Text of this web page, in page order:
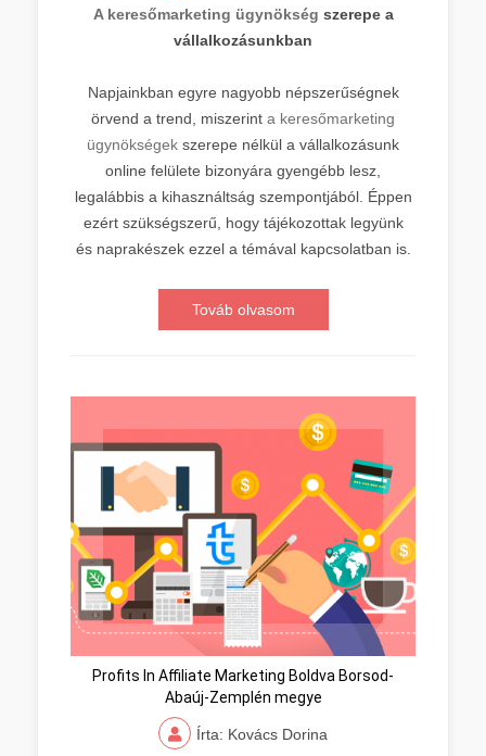
A keresőmarketing ügynökség szerepe a
vállalkozásunkban
Napjainkban egyre nagyobb népszerűségnek
örvend a trend, miszerint a keresőmarketing
ügynökségek szerepe nélkül a vállalkozásunk
online felülete bizonyára gyengébb lesz,
legalábbis a kihasználtság szempontjából. Éppen
ezért szükségszerű, hogy tájékozottak legyünk
és naprakészek ezzel a témával kapcsolatban is.
Továb olvasom
Profits In Affiliate Marketing Boldva Borsod-
Abaúj-Zemplén megye
Írta: Kovács Dorina